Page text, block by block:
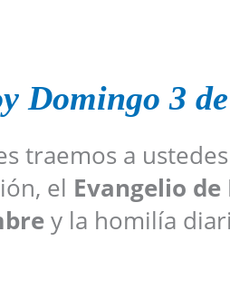
Domingo 3
traemos a
el Evangelio de
y la homilía